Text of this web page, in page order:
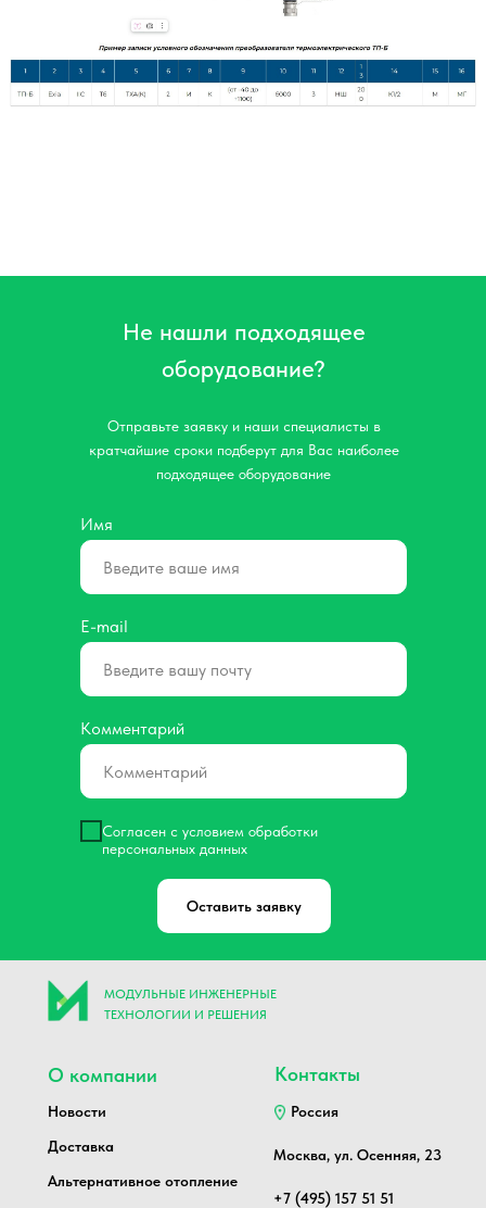
Имя
E-mail
Комментарий
Согласен с условием обработки
персональных данных
Оставить заявку
Отправьте заявку и наши специалисты в
кратчайшие сроки подберут для Вас наиболее
подходящее оборудование
Не нашли подходящее
оборудование?
МОДУЛЬНЫЕ ИНЖЕНЕРНЫЕ
ТЕХНОЛОГИИ И РЕШЕНИЯ
Контакты
О компании
Новости Россия
+7 (495) 157 51 51
Москва, ул. Осенняя, 23
Альтернативное отопление
Доставка